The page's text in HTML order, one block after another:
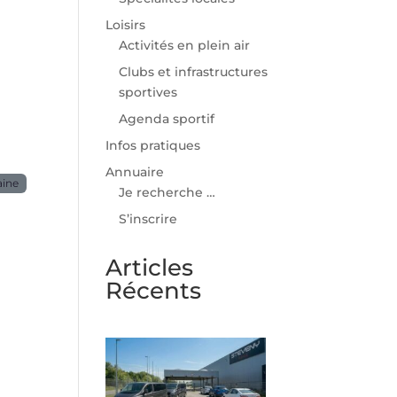
Loisirs
Activités en plein air
Clubs et infrastructures
sportives
Agenda sportif
Infos pratiques
Annuaire
Je recherche …
S’inscrire
Articles
Récents